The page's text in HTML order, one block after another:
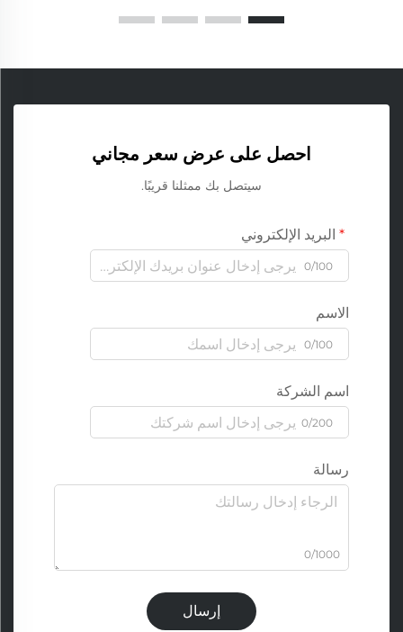
احصل على عرض سعر مجاني
سيتصل بك ممثلنا قريبًا.
البريد الإلكتروني
0/100
الاسم
0/100
اسم الشركة
0/200
رسالة
0/1000
إرسال